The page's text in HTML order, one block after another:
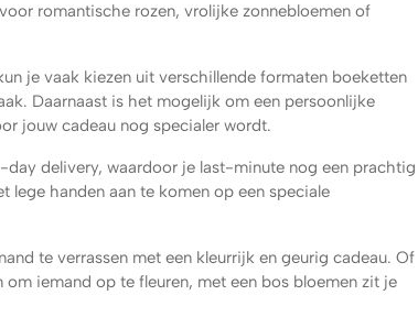
romantische rozen, vrolijke zonnebloemen of
je vaak kiezen uit verschillende formaten boeketten
Daarnaast is het mogelijk om een persoonlijke
jouw cadeau nog specialer wordt.
delivery, waardoor je last-minute nog een prachtig
lege handen aan te komen op een speciale
te verrassen met een kleurrijk en geurig cadeau. Of
iemand op te fleuren, met een bos bloemen zit je